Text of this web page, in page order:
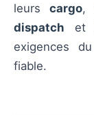
leurs cargo,
dispatch et
exigences
fiable.